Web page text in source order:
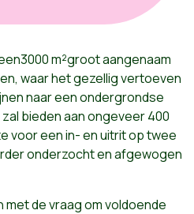
m²groot aangenaam
waar het gezellig vertoeven
naar een ondergrondse
bieden aan ongeveer 400
voor een in- en uitrit op twee
onderzocht en afgewogen
met de vraag om voldoende